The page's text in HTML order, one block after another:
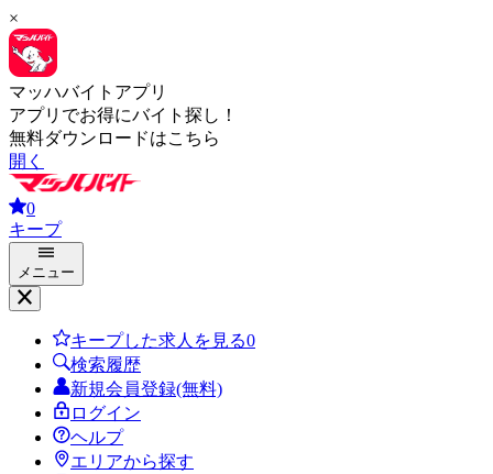
×
マッハバイトアプリ
アプリでお得にバイト探し！
無料ダウンロードはこちら
開く
0
キープ
メニュー
キープした求人を見る0
検索履歴
新規会員登録(無料)
ログイン
ヘルプ
エリアから探す